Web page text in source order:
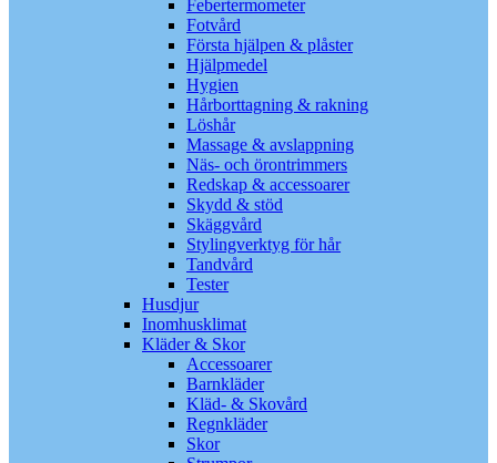
Febertermometer
Fotvård
Första hjälpen & plåster
Hjälpmedel
Hygien
Hårborttagning & rakning
Löshår
Massage & avslappning
Näs- och örontrimmers
Redskap & accessoarer
Skydd & stöd
Skäggvård
Stylingverktyg för hår
Tandvård
Tester
Husdjur
Inomhusklimat
Kläder & Skor
Accessoarer
Barnkläder
Kläd- & Skovård
Regnkläder
Skor